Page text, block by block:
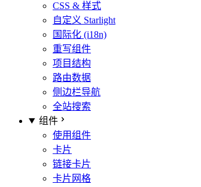
CSS & 样式
自定义 Starlight
国际化 (i18n)
重写组件
项目结构
路由数据
侧边栏导航
全站搜索
组件
使用组件
卡片
链接卡片
卡片网格